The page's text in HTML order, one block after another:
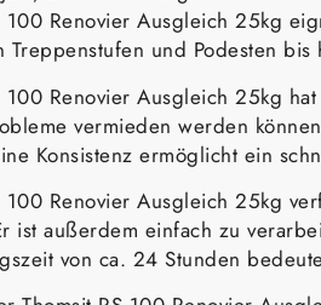
100 Renovier Ausgleich 25kg
Treppenstufen und Podesten
100 Renovier Ausgleich 25kg
vermieden werden
Konsistenz ermöglicht ein
100 Renovier Ausgleich 25kg
ist außerdem einfach zu
von ca. 24 Stunden